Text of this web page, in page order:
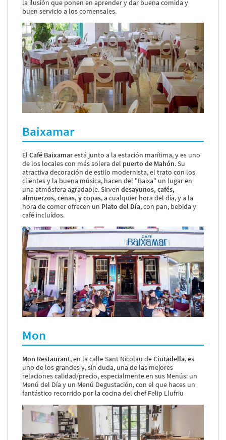
la ilusión que ponen en aprender y dar buena comida y
buen servicio a los comensales.
Baixamar
ElCafé Baixamarestá junto a la estación marítima, y es uno
de los locales con más solera del puerto de Mahón. Su
atractiva decoración de estilo modernista, el trato con los
clientes y la buena música, hacen del "Baixa" un lugar en
una atmósfera agradable. Sirvendesayunos, cafés,
almuerzos, cenas, y copas, a cualquier hora del día, y a la
hora de comer ofrecen un Plato del Día, con pan, bebida y
café incluídos.
Mon
Mon Restaurant, en la calle Sant Nicolau deCiutadella, es
uno de los grandes y, sin duda, una de las mejores
relaciones calidad/precio, especialmente en sus Menús: un
Menú del Día y un Menú Degustación, con el que haces un
fantástico recorrido por la cocina del chef Felip Llufriu